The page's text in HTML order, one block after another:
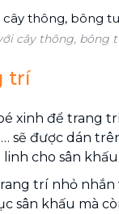
cây thông, bông
trí
xinh để trang
sẽ được dán
cho sân khấu.
trí nhỏ nhắn
sân khấu mà